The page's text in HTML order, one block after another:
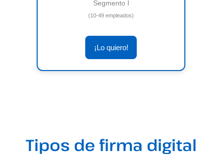
Segmento I
(10-49 empleados)
¡Lo quiero!
Tipos de firma digital